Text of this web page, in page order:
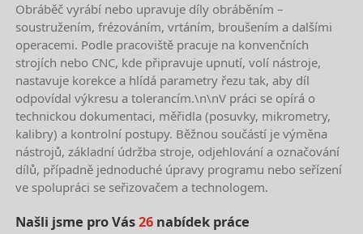
Obráběč vyrábí nebo upravuje díly obráběním –
soustružením, frézováním, vrtáním, broušením a dalšími
operacemi. Podle pracoviště pracuje na konvenčních
strojích nebo CNC, kde připravuje upnutí, volí nástroje,
nastavuje korekce a hlídá parametry řezu tak, aby díl
odpovídal výkresu a tolerancím.\n\nV práci se opírá o
technickou dokumentaci, měřidla (posuvky, mikrometry,
kalibry) a kontrolní postupy. Běžnou součástí je výměna
nástrojů, základní údržba stroje, odjehlování a označování
dílů, případně jednoduché úpravy programu nebo seřízení
ve spolupráci se seřizovačem a technologem.
Našli jsme pro Vás26 nabídek práce